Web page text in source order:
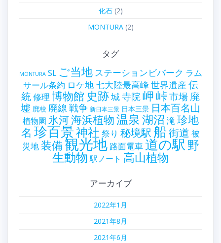
化石(2)
MONTURA(2)
タグ
MONTURA SL ご当地 ステーションビバーク ラム
サール条約 ロケ地七大陸最高峰 世界遺産 伝
統修理 博物館 史跡城寺院岬峠市場廃
墟 廃校 廃線戦争 新日本三景 日本三景 日本百名山
植物園 氷河海浜植物温泉湖沼 滝珍地
名 珍百景神社 祭り 秘境駅 船街道 被
災地装備観光地 路面電車道の駅野
生動物 駅ノート 高山植物
アーカイブ
2022年1月
2021年8月
2021年6月